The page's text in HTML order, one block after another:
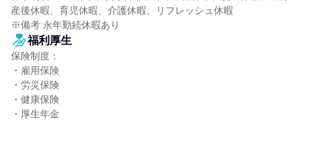
産後休暇、育児休暇、介護休暇、リフレッシュ休暇
※備考:永年勤続休暇あり
福利厚生
保険制度：
・雇用保険
・労災保険
・健康保険
・厚生年金